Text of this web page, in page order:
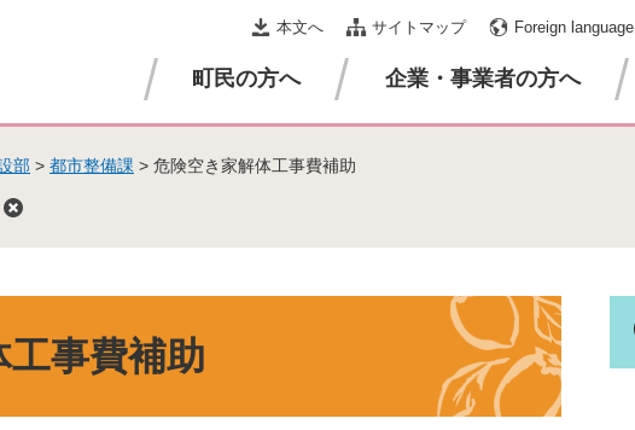
本文へ サイトマップ Foreign language
町民の方へ 企業・事業者の方へ
部 > 都市整備課 > 危険空き家解体工事費補助
事費補助